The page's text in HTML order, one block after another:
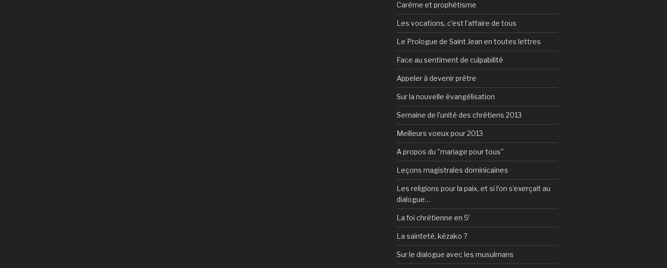
Carême et prophétisme
Les vocations, c’est l’affaire de tous
Le Prologue de Saint Jean en toutes lettres
Face au sentiment de culpabilité
Appeler à devenir prêtre
Sur la nouvelle évangélisation
Semaine de l’unité des chrétiens 2013
Meilleurs voeux pour 2013
A propos du "mariage pour tous"
Leçons magistrales dominicaines
Les religions pour la paix, et si l’on s’exerçait au
dialogue…
La foi chrétienne en 5′
La sainteté, kézako ?
Sur le dialogue avec les musulmans